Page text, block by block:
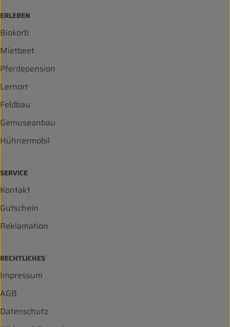
ERLEBEN
Biokorb
Mietbeet
Pferdepension
Lernort
Feldbau
Gemüseanbau
Hühnermobil
SERVICE
Kontakt
Gutschein
Reklamation
RECHTLICHES
Impressum
AGB
Datenschutz